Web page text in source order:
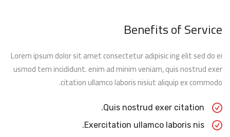
Benefits of Service
Lorem ipsum dolor sit amet consectetur adipisic ing elit sed do ei
usmod tem incididunt. enim ad minim veniam, quis nostrud exer
citation ullamco laboris nisiut aliquip ex commodo.
Quis nostrud exer citation.
Exercitation ullamco laboris nis.